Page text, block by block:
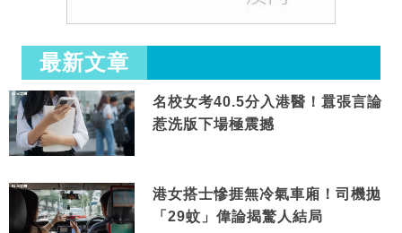
最新文章
名校女考40.5分入港醫！囂張言論
惹洗版下場極震撼
港女搭士慘捱無冷氣車廂！司機拋
「29蚊」偉論揭驚人結局